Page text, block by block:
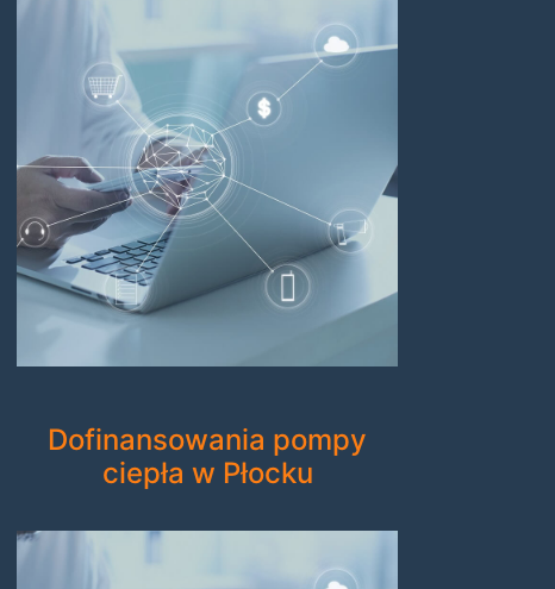
Dofinansowania pompy
ciepła w Płocku